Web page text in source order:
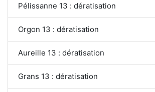
Pélissanne 13 : dératisation
Orgon 13 : dératisation
Aureille 13 : dératisation
Grans 13 : dératisation